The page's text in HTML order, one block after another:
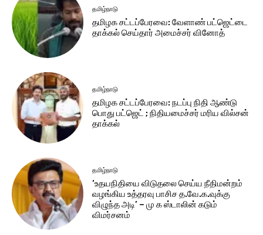
தமிழ்நாடு
தமிழக சட்​டப்​பேர​வை: வேளாண் பட்​ஜெட்டை
தாக்கல் செய்தார் அமைச்சர் வினோத்
தமிழ்நாடு
தமிழக சட்டப்பேரவை: நடப்பு நிதி ஆண்​டு
பொது பட்ஜெட் ; நிதியமைச்சர் மரிய வில்சன்
தாக்​கல்
தமிழ்நாடு
‘உதயநிதியை விடுதலை செய்ய நீதிமன்றம்
வழங்கிய உத்தரவு பாசிச த.வே.க.வுக்கு
விழுந்த அடி’ – மு க ஸ்டாலின் கடும்
விமர்சனம்